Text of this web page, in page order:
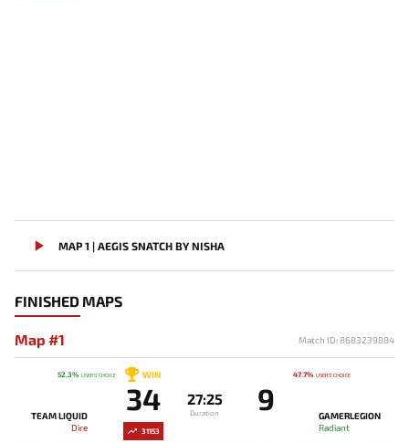
MAP 1 | AEGIS SNATCH BY NISHA
FINISHED MAPS
Map #1 Match ID: 8683239884
52.3% USERS' CHOICE
31153
TEAM LIQUID
Dire
WIN
34 27:25
Duration 9
GAMERLEGION
Radiant
47.7% USERS' CHOICE